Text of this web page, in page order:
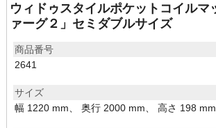
ウィドゥスタイルポケットコイル
ァーグ２」セミダブルサイズ
商品番号
2641
サイズ
幅 1220 mm、 奥行 2000 mm、 高さ 198 mm